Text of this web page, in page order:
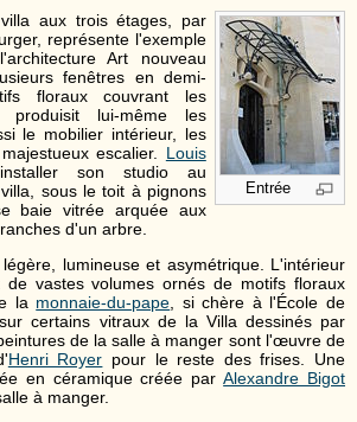
Entrée
aux trois étages, par
représente l'exemple
Art nouveau
fenêtres en demi-
floraux couvrant les
produisit lui-même les
le mobilier intérieur, les
escalier. Louis
son studio au
sous le toit à pignons
baie vitrée arquée aux
d'un arbre.
lumineuse et asymétrique. L'intérieur
de vastes volumes ornés de motifs floraux
la monnaie-du-pape, si chère à l'École de
certains vitraux de la Villa dessinés par
de la salle à manger sont l'œuvre de
Henri Royer pour le reste des frises. Une
en céramique créée parAlexandre Bigot
à manger.